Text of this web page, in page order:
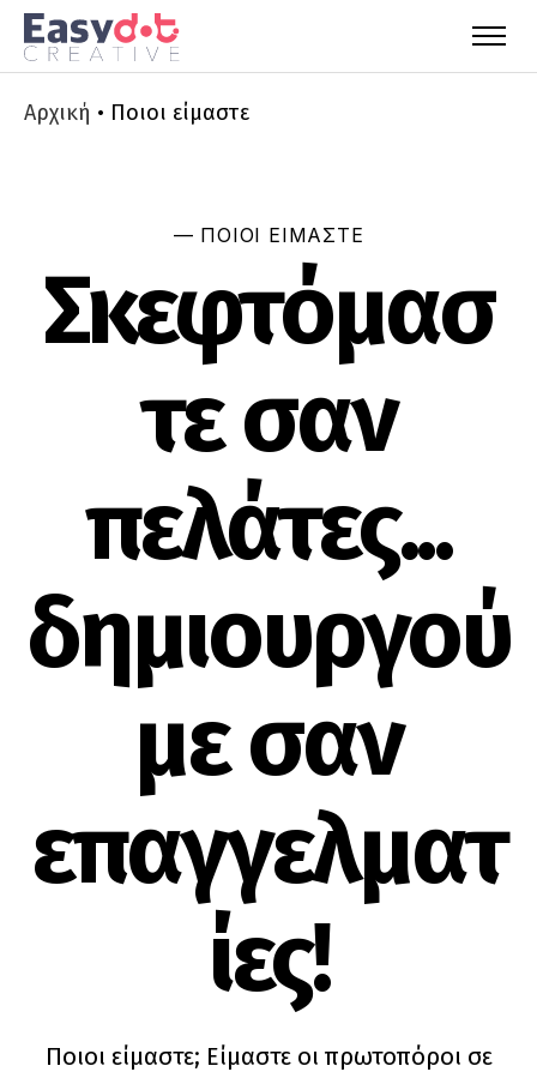
Αρχική • Ποιοι είμαστε
— ΠΟΙΟΙ ΕΙΜΑΣΤΕ
Σκεφτόμασ
τε σαν
πελάτες...
δημιουργού
με σαν
επαγγελματ
ίες!
Ποιοι είμαστε; Είμαστε οι πρωτοπόροι σε